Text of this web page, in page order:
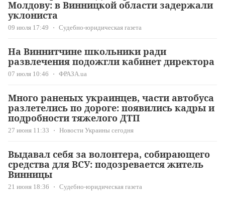
Молдову: в Винницкой области задержали
уклониста
09 июля 17:49 Судебно-юридическая газета
На Виннитчине школьники ради
развлечения подожгли кабинет директора
07 июля 10:46 ФРАЗА.ua
Много раненых украинцев, части автобуса
разлетелись по дороге: появились кадры и
подробности тяжелого ДТП
27 июня 11:33 Новости Украины сегодня
Выдавал себя за волонтера, собирающего
средства для ВСУ: подозревается житель
Винницы
21 июня 18:36 Судебно-юридическая газета